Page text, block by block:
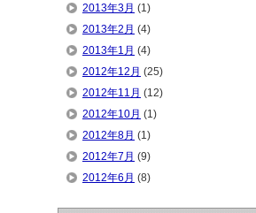
2013年3月 (1)
2013年2月 (4)
2013年1月 (4)
2012年12月 (25)
2012年11月 (12)
2012年10月 (1)
2012年8月 (1)
2012年7月 (9)
2012年6月 (8)